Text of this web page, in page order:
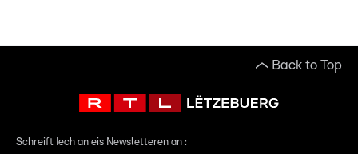
Back to Top
Schreift Iech an eis Newsletteren an :